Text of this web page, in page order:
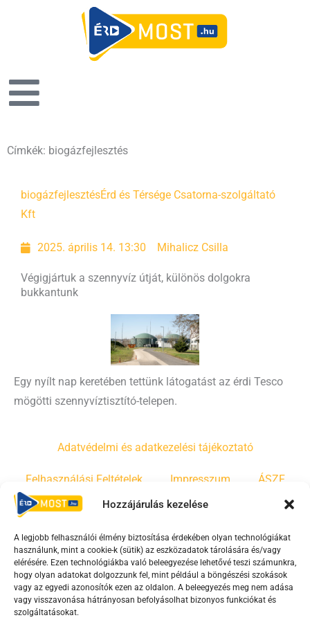
Hozzájárulás kezelése
A legjobb felhasználói élmény biztosítása érdekében olyan technológiákat
használunk, mint a cookie-k (sütik) az eszközadatok tárolására és/vagy
elérésére. Ezen technológiákba való beleegyezése lehetővé teszi számunkra,
hogy olyan adatokat dolgozzunk fel, mint például a böngészési szokások
vagy az egyedi azonosítók ezen az oldalon. A beleegyezés meg nem adása
vagy visszavonása hátrányosan befolyásolhat bizonyos funkciókat és
szolgáltatásokat.
Címkék: biogázfejlesztés
biogázfejlesztésÉrd és Térsége Csatorna-szolgáltató
Kft
2025. április 14. 13:30 Mihalicz Csilla
Végigjártuk a szennyvíz útját, különös dolgokra
bukkantunk
Egy nyílt nap keretében tettünk látogatást az érdi Tesco
mögötti szennyvíztisztító-telepen.
Adatvédelmi és adatkezelési tájékoztató
Felhasználási Feltételek Impresszum ÁSZF
Irányelvek Moderálási szabályzat
F
a
c
e
Y
o
u
t
T
i
k